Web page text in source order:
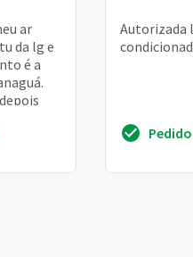
ar
da lg e
é a
Autorizada